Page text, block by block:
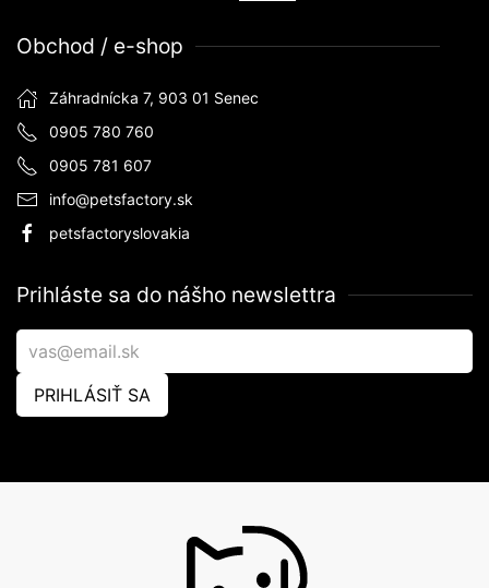
Obchod / e-shop
Záhradnícka 7, 903 01 Senec
0905 780 760
0905 781 607
info@petsfactory.sk
petsfactoryslovakia
Prihláste sa do nášho newslettra
PRIHLÁSIŤ SA